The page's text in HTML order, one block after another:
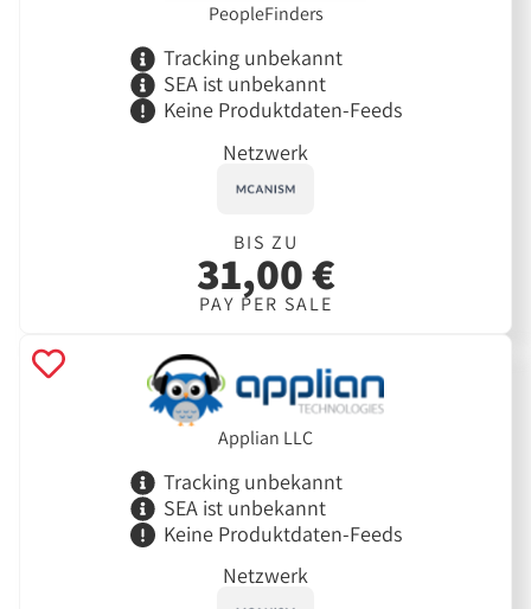
PeopleFinders
Tracking unbekannt
SEA ist unbekannt
Keine Produktdaten-Feeds
Netzwerk
BIS ZU
31,00 €
PAY PER SALE
Applian LLC
Tracking unbekannt
SEA ist unbekannt
Keine Produktdaten-Feeds
Netzwerk